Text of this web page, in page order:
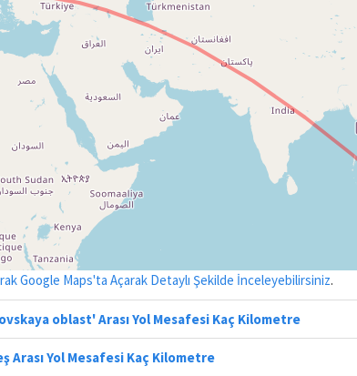
Google Maps'ta Açarak Detaylı Şekilde İnceleyebilirsiniz.
oblast' Arası Yol Mesafesi Kaç Kilometre
Arası Yol Mesafesi Kaç Kilometre